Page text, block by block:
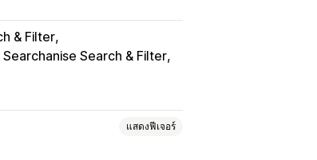
& Filter
Searchanise Search & Filter
แสดงฟีเจอร์